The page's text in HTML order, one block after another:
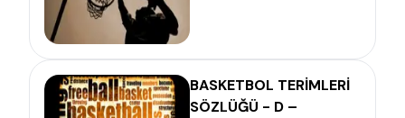
BASKETBOL TERİMLERİ
SÖZLÜĞÜ - D –